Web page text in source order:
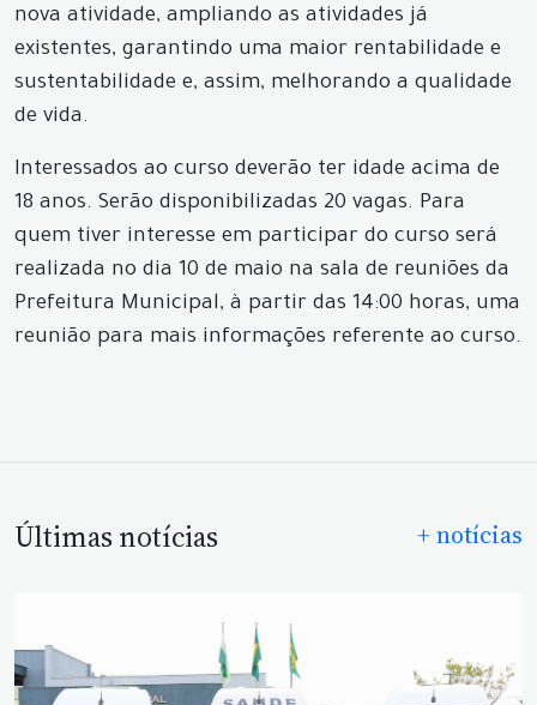
nova atividade, ampliando as atividades já
existentes, garantindo uma maior rentabilidade e
sustentabilidade e, assim, melhorando a qualidade
de vida.
Interessados ao curso deverão ter idade acima de
18 anos. Serão disponibilizadas 20 vagas. Para
quem tiver interesse em participar do curso será
realizada no dia 10 de maio na sala de reuniões da
Prefeitura Municipal, à partir das 14:00 horas, uma
reunião para mais informações referente ao curso.
Últimas notícias + notícias